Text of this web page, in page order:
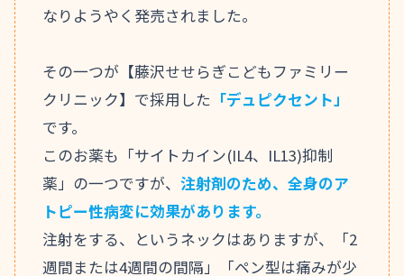
なりようやく発売されました。
その一つが【藤沢せせらぎこどもファミリー
クリニック】で採用した 「デュピクセント」
です。
このお薬も「サイトカイン(IL4、IL13)抑制
薬」の一つですが、 注射剤のため、全身のア
トピー性病変に効果があります。
注射をする、というネックはありますが、「2
週間または4週間の間隔」「ペン型は痛みが少